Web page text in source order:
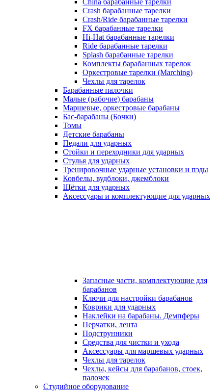
China барабанные тарелки
Crash барабанные тарелки
Crash/Ride барабанные тарелки
FX барабанные тарелки
Hi-Hat барабанные тарелки
Ride барабанные тарелки
Splash барабанные тарелки
Комплекты барабанных тарелок
Оркестровые тарелки (Marching)
Чехлы для тарелок
Барабанные палочки
Малые (рабочие) барабаны
Маршевые, оркестровые барабаны
Бас-барабаны (Бочки)
Томы
Детские барабаны
Педали для ударных
Стойки и переходники для ударных
Стулья для ударных
Тренировочные ударные установки и пэды
Ковбелы, вудблоки, джемблоки
Щётки для ударных
Аксесcуары и комплектующие для ударных
Запасные части, комплектующие для
барабанов
Ключи для настройки барабанов
Коврики для ударных
Наклейки на барабаны. Демпферы
Перчатки, лента
Подструнники
Средства для чистки и ухода
Аксессуары для маршевых ударных
Чехлы для тарелок
Чехлы, кейсы для барабанов, стоек,
палочек
Студийное оборудование